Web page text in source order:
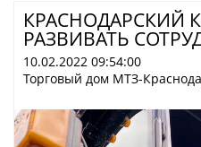
КРАСНОДАРСКИЙ
РАЗВИВАТЬ
10.02.2022 09:54:00
Торговый дом МТЗ-